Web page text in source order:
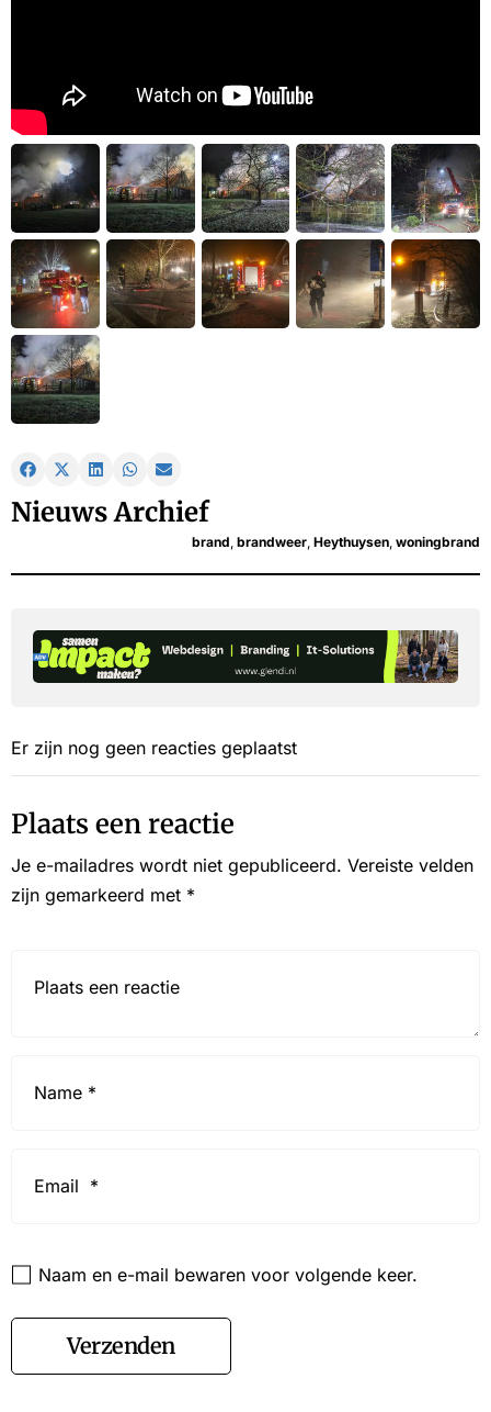
Nieuws Archief
brand brandweer Heythuysen woningbrand
Er zijn nog geen reacties geplaatst
Plaats een reactie
Je e-mailadres wordt niet gepubliceerd. Vereiste velden
zijn gemarkeerd met *
Naam en e-mail bewaren voor volgende keer.
Verzenden